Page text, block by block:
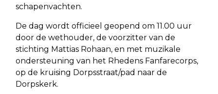
schapenvachten.
De dag wordt officieel geopend om 11.00 uur
door de wethouder, de voorzitter van de
stichting Mattias Rohaan, en met muzikale
ondersteuning van het Rhedens Fanfarecorps,
op de kruising Dorpsstraat/pad naar de
Dorpskerk.